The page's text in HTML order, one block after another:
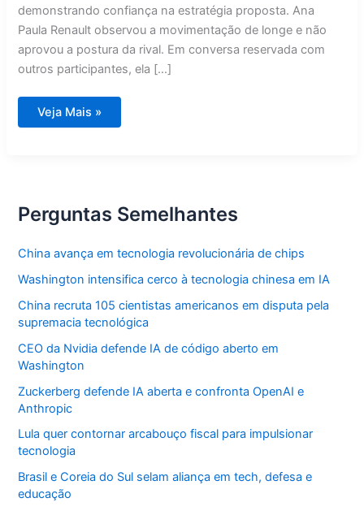
demonstrando confiança na estratégia proposta. Ana
Paula Renault observou a movimentação de longe e não
aprovou a postura da rival. Em conversa reservada com
outros participantes, ela […]
BBB
26:
rival
Veja Mais »
Perguntas Semelhantes
China avança em tecnologia revolucionária de chips
Washington intensifica cerco à tecnologia chinesa em IA
China recruta 105 cientistas americanos em disputa pela
supremacia tecnológica
CEO da Nvidia defende IA de código aberto em
Washington
Zuckerberg defende IA aberta e confronta OpenAI e
Anthropic
Lula quer contornar arcabouço fiscal para impulsionar
tecnologia
Brasil e Coreia do Sul selam aliança em tech, defesa e
educação